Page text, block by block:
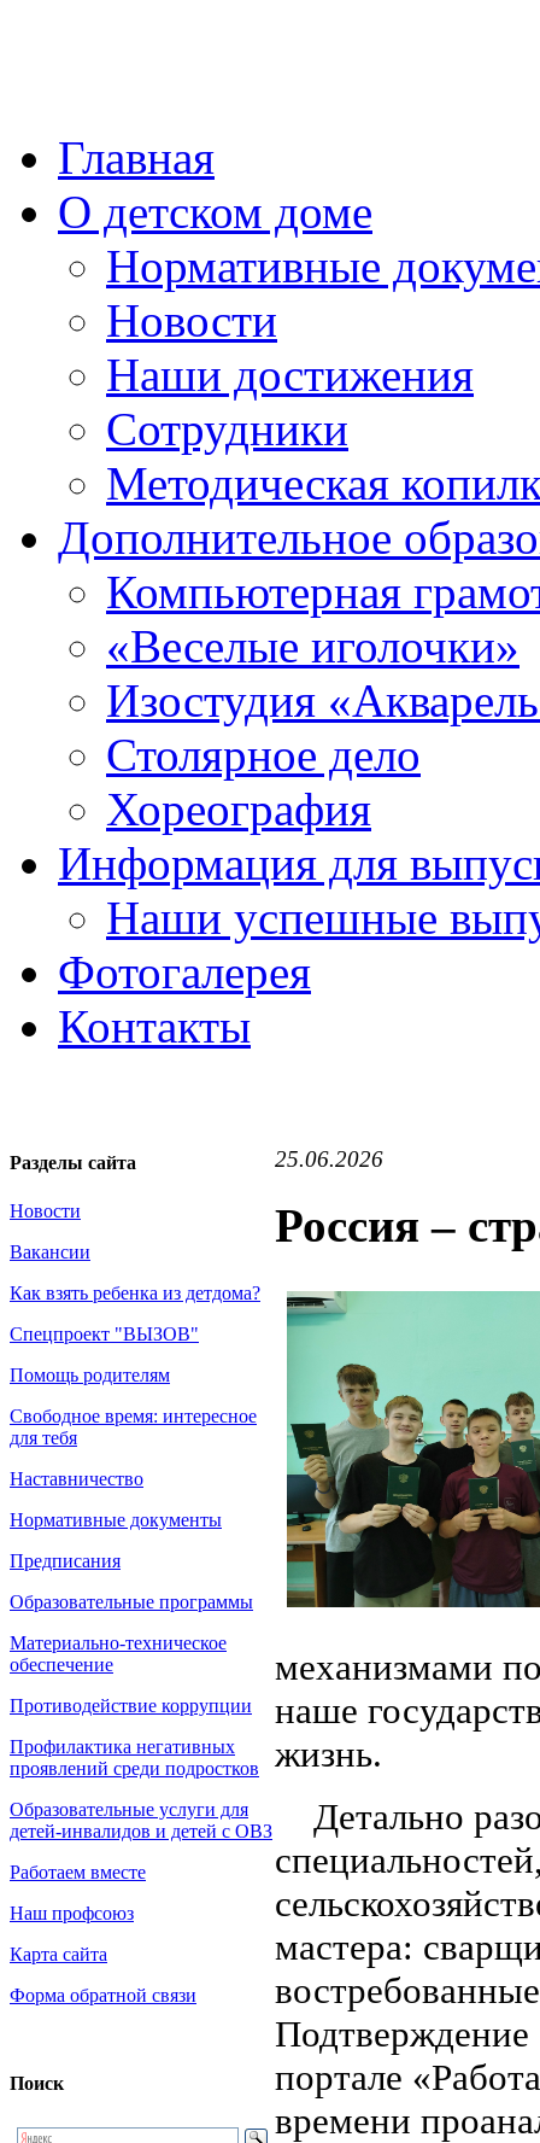
Главная
О детском доме
Нормативные
Новости
Наши достижения
Сотрудники
Методическая
Дополнительное
Компьютерная
«Веселые иголочки»
Изостудия
Столярное дело
Хореография
Информация для
Наши успешные
Фотогалерея
Контакты
Разделы сайта
Новости
Вакансии
Как взять ребенка из детдома?
Спецпроект "ВЫЗОВ"
Помощь родителям
Свободное время: интересное
для тебя
Наставничество
Нормативные документы
Предписания
Образовательные программы
Материально-техническое
обеспечение
Противодействие коррупции
Профилактика негативных
проявлений среди подростков
Образовательные услуги для
детей-инвалидов и детей с ОВЗ
Работаем вместе
Наш профсоюз
Карта сайта
Форма обратной связи
Поиск
25.06.2026
Россия –
механизмами
наше
жизнь.
Детально
мастера:
Подтверждение
портале
времени